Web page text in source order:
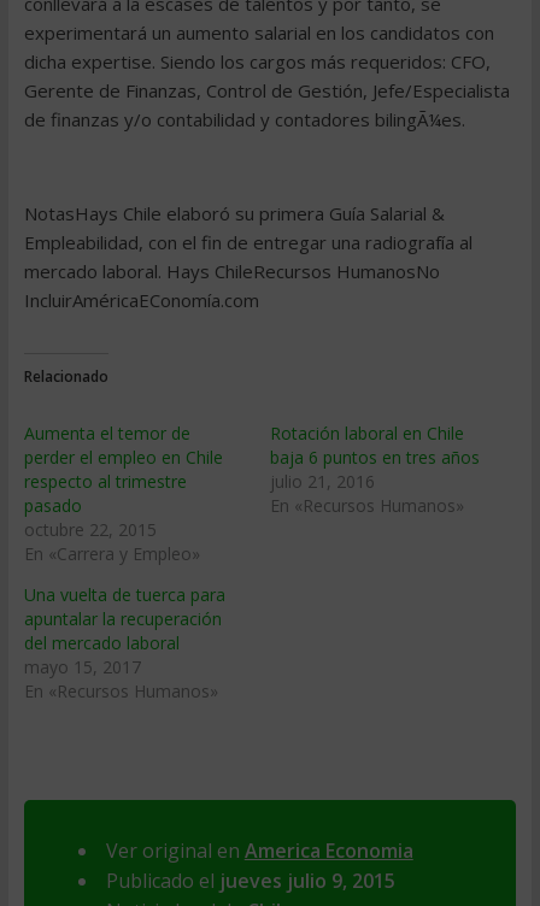
experimentará un aumento salarial en los candidatos con
dicha expertise. Siendo los cargos más requeridos: CFO,
Gerente de Finanzas, Control de Gestión, Jefe/Especialista
de finanzas y/o contabilidad y contadores bilingÃ¼es.
NotasHays Chile elaboró su primera Guía Salarial &
Empleabilidad, con el fin de entregar una radiografía al
mercado laboral. Hays ChileRecursos HumanosNo
IncluirAméricaEConomía.com
Relacionado
Aumenta el temor de
perder el empleo en Chile
respecto al trimestre
pasado
octubre 22, 2015
En «Carrera y Empleo»
Rotación laboral en Chile
baja 6 puntos en tres años
julio 21, 2016
En «Recursos Humanos»
Una vuelta de tuerca para
apuntalar la recuperación
del mercado laboral
mayo 15, 2017
En «Recursos Humanos»
Ver original en America Economia
Publicado el jueves julio 9, 2015